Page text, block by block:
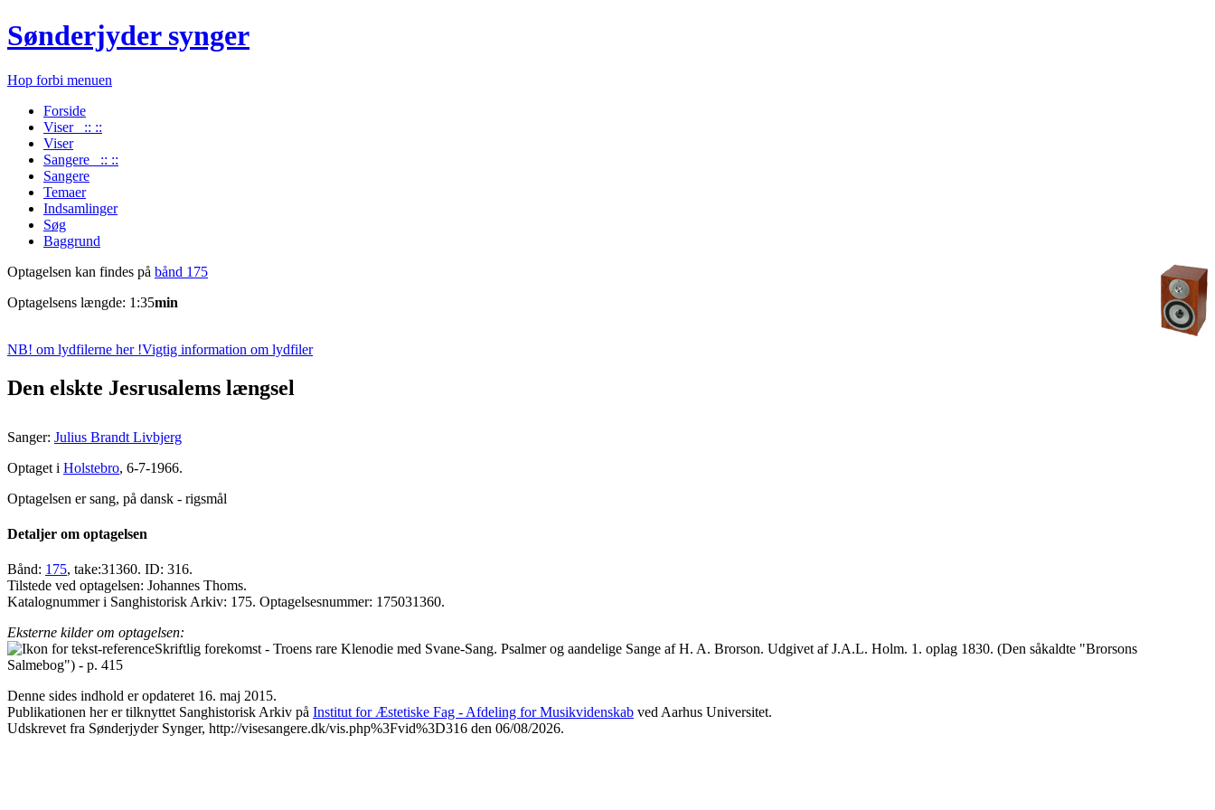
Sønderjyder synger
Hop forbi menuen
Forside
Viser :: ::
Viser
Sangere :: ::
Sangere
Temaer
Indsamlinger
Søg
Baggrund
Optagelsen kan findes på bånd 175
Optagelsens længde: 1:35min
NB! om lydfilerne her !Vigtig information om lydfiler
Den elskte Jesrusalems længsel
Sanger: Julius Brandt Livbjerg
Optaget i Holstebro, 6-7-1966.
Optagelsen er sang, på dansk - rigsmål
Detaljer om optagelsen
Bånd: 175, take:31360. ID: 316.
Tilstede ved optagelsen: Johannes Thoms.
Katalognummer i Sanghistorisk Arkiv: 175. Optagelsesnummer: 175031360.
Eksterne kilder om optagelsen:
Skriftlig forekomst - Troens rare Klenodie med Svane-Sang. Psalmer og aandelige Sange af H. A. Brorson. Udgivet af J.A.L. Holm. 1. oplag 1830. (Den såkaldte "Brorsons
Salmebog") - p. 415
Denne sides indhold er opdateret 16. maj 2015.
Publikationen her er tilknyttet Sanghistorisk Arkiv på Institut for Æstetiske Fag - Afdeling for Musikvidenskab ved Aarhus Universitet.
Udskrevet fra Sønderjyder Synger, http://visesangere.dk/vis.php%3Fvid%3D316 den 06/08/2026.